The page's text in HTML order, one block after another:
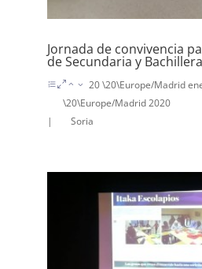
Jornada de convivencia
de Secundaria y
20 \20\Europe/Madrid
\20\Europe/Madrid 2020
|
Soria